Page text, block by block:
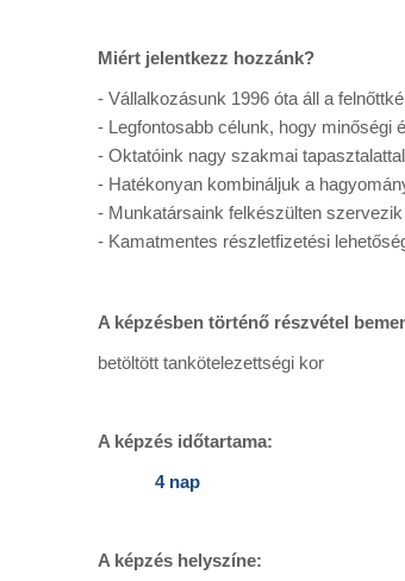
Miért jelentkezz hozzánk?
- Vállalkozásunk 1996 óta áll a
- Legfontosabb célunk, hogy minőségi
- Oktatóink nagy szakmai
- Hatékonyan kombináljuk a
- Munkatársaink felkészülten
- Kamatmentes részletfizetési
A képzésben történő részvétel
betöltött tankötelezettségi kor
A képzés időtartama:
4 nap
A képzés helyszíne: